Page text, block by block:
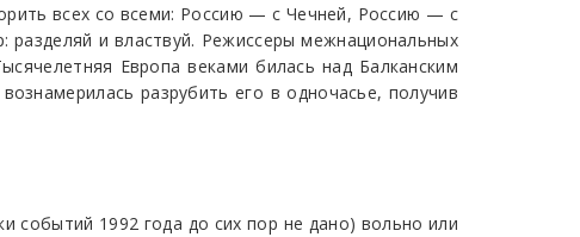
всех со всеми: Россию — с Чечней, Россию — с
и властвуй. Режиссеры межнациональных
Европа веками билась над Балканским
разрубить его в одночасье, получив
событий 1992 года до сих пор не дано) вольно или